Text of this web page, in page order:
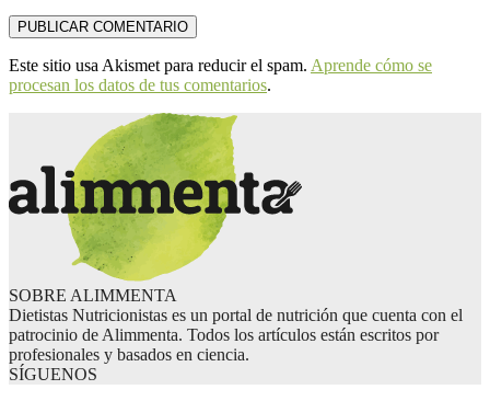
Este sitio usa Akismet para reducir el spam. Aprende cómo se
procesan los datos de tus comentarios.
SOBRE ALIMMENTA
Dietistas Nutricionistas es un portal de nutrición que cuenta con el
patrocinio de Alimmenta. Todos los artículos están escritos por
profesionales y basados en ciencia.
SÍGUENOS